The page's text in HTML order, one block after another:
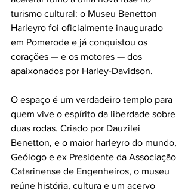
turismo cultural: o Museu Benetton
Harleyro foi oficialmente inaugurado
em Pomerode e já conquistou os
corações — e os motores — dos
apaixonados por Harley-Davidson.
O espaço é um verdadeiro templo para
quem vive o espírito da liberdade sobre
duas rodas. Criado por Dauzilei
Benetton, e o maior harleyro do mundo,
Geólogo e ex Presidente da Associação
Catarinense de Engenheiros, o museu
reúne história, cultura e um acervo